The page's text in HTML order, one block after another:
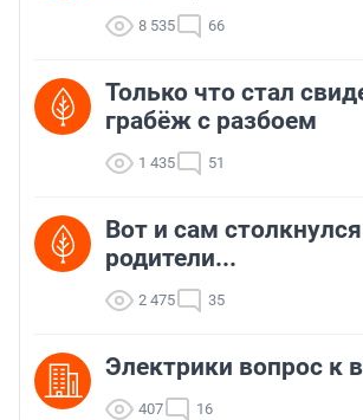
8 535 66
Только что стал
грабёж с разбоем
1 435 51
Вот и сам
родители...
2 475 35
Электрики вопрос к
407 16